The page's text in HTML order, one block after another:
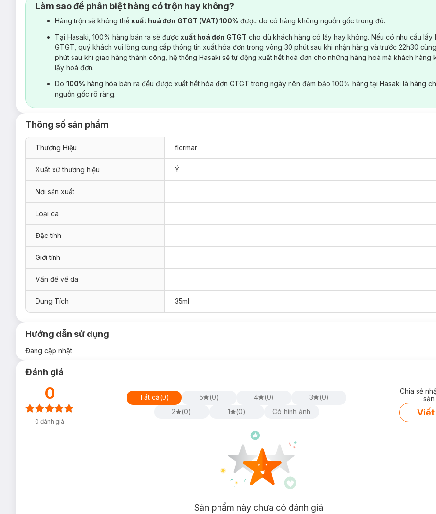
Làm sao để phân biệt hàng có trộn hay không?
Hàng trộn sẽ không thể xuất hoá đơn GTGT (VAT) 100% được do có hàng không nguồn gốc trong đó.
Tại Hasaki, 100% hàng bán ra sẽ được xuất hoá đơn GTGT cho dù khách hàng có lấy hay không. Nếu có nhu cầu lấy
GTGT, quý khách vui lòng cung cấp thông tin xuất hóa đơn trong vòng 30 phút sau khi nhận hàng và trước 22h30
phút sau khi giao hàng thành công, hệ thống Hasaki sẽ tự động xuất hết hoá đơn cho những hàng hoá mà khách hàng
lấy hoá đơn.
Do 100% hàng hóa bán ra đều được xuất hết hóa đơn GTGT trong ngày nên đảm bảo 100% hàng tại Hasaki là hàng
nguồn gốc rõ ràng.
Thông số sản phẩm
Thương Hiệu flormar
Xuất xứ thương hiệu Ý
Nơi sản xuất
Loại da
Đặc tính
Giới tính
Vấn đề về da
Dung Tích 35ml
Hướng dẫn sử dụng
Đang cập nhật
Đánh giá
0
0 đánh giá
Tất cả(0) 5 (0) 4 (0) 3 (0)
2
(0) 1 (0) Có hình ảnh
Chia sẻ
Viết
Sản phẩm này chưa có đánh giá